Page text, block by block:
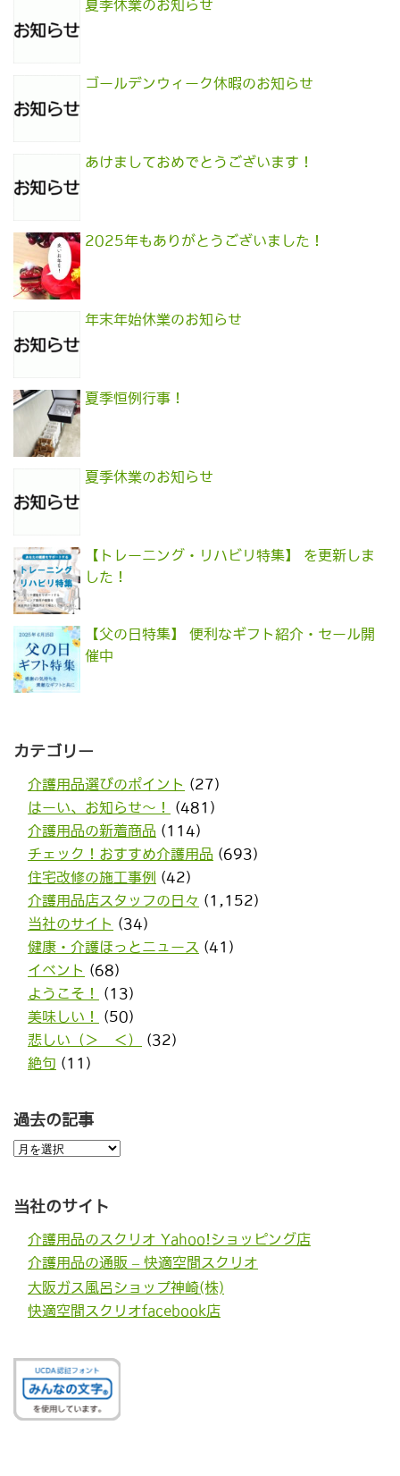
夏季休業のお知らせ
ゴールデンウィーク休暇のお知らせ
あけましておめでとうございます！
2025年もありがとうございました！
年末年始休業のお知らせ
夏季恒例行事！
夏季休業のお知らせ
【トレーニング・リハビリ特集】 を更新しま
した！
【父の日特集】 便利なギフト紹介・セール開
催中
カテゴリー
介護用品選びのポイント (27)
はーい、お知らせ〜！
(481)
介護用品の新着商品 (114)
チェック！おすすめ介護用品 (693)
住宅改修の施工事例
(42)
介護用品店スタッフの日々 (1,152)
当社のサイト (34)
健康・介護ほっとニュース (41)
イベント (68)
ようこそ！
(13)
美味しい！
(50)
悲しい（＞＿＜）
(32)
絶句 (11)
過去の記事
過
去
事
当社のサイト
介護用品のスクリオ Yahoo!ショッピング店
介護用品の通販 – 快適空間スクリオ
大阪ガス風呂ショップ神崎(株)
快適空間スクリオfacebook店